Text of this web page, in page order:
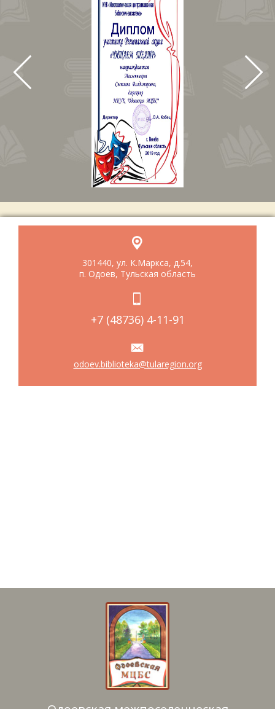
301440, ул. К.Маркса, д.54,
п. Одоев, Тульская область
+7 (48736) 4-11-91
odoev.biblioteka@tularegion.org